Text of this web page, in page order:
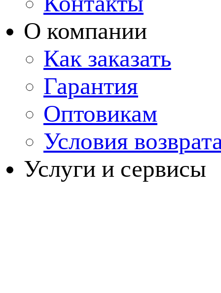
О компании
Как заказать
Гарантия
Оптовикам
Условия
Услуги и сервисы